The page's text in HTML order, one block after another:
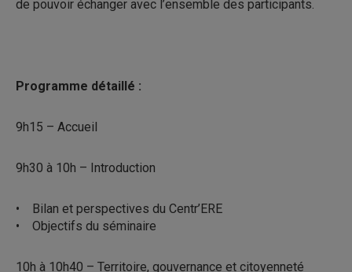
de pouvoir échanger avec l’ensemble des participants.
Programme détaillé :
9h15 – Accueil
9h30 à 10h – Introduction
• Bilan et perspectives du Centr’ERE
• Objectifs du séminaire
10h à 10h40 – Territoire, gouvernance et citoyenneté